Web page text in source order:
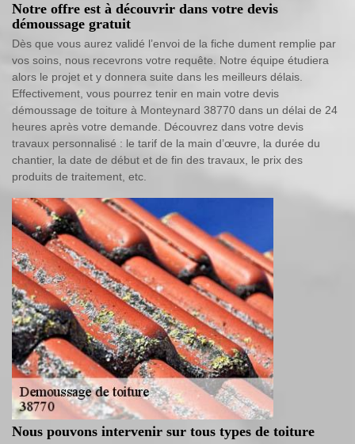
Notre offre est à découvrir dans votre devis
démoussage gratuit
Dès que vous aurez validé l’envoi de la fiche dument remplie par
vos soins, nous recevrons votre requête. Notre équipe étudiera
alors le projet et y donnera suite dans les meilleurs délais.
Effectivement, vous pourrez tenir en main votre devis
démoussage de toiture à Monteynard 38770 dans un délai de 24
heures après votre demande. Découvrez dans votre devis
travaux personnalisé : le tarif de la main d’œuvre, la durée du
chantier, la date de début et de fin des travaux, le prix des
produits de traitement, etc.
Nous pouvons intervenir sur tous types de toiture